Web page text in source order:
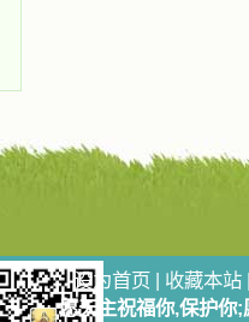
设为首页 | 收藏本站
愿天主祝福你,保护你